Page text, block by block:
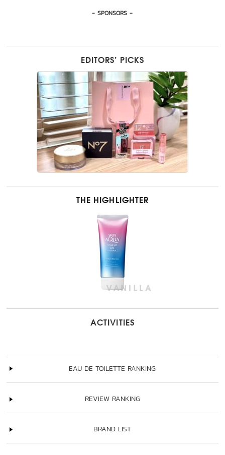
- SPONSORS -
EDITORS’ PICKS
THE HIGHLIGHTER
ACTIVITIES
EAU DE TOILETTE RANKING
REVIEW RANKING
BRAND LIST